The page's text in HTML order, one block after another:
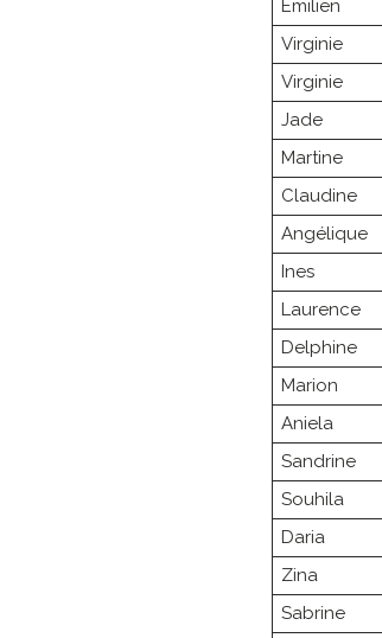
Emilien
Virginie
Virginie
Jade
Martine
Claudine
Angélique
Ines
Laurence
Delphine
Marion
Aniela
Sandrine
Souhila
Daria
Zina
Sabrine